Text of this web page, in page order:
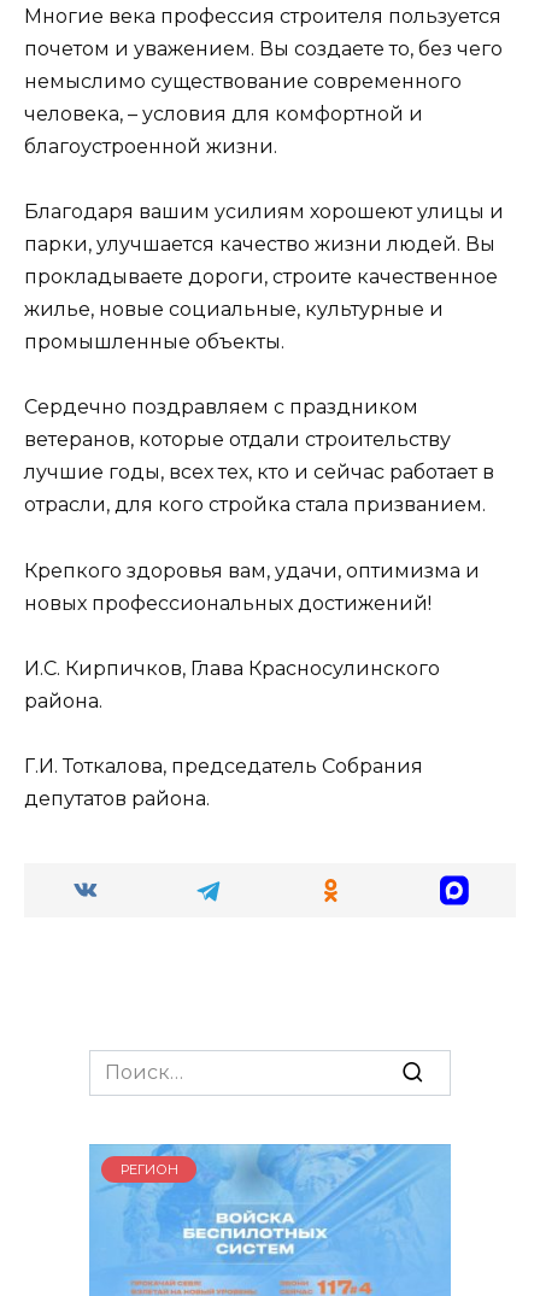
Многие века профессия строителя пользуется
почетом и уважением. Вы создаете то, без чего
немыслимо существование современного
человека, – условия для комфортной и
благоустроенной жизни.
Благодаря вашим усилиям хорошеют улицы и
парки, улучшается качество жизни людей. Вы
прокладываете дороги, строите качественное
жилье, новые социальные, культурные и
промышленные объекты.
Сердечно поздравляем с праздником
ветеранов, которые отдали строительству
лучшие годы, всех тех, кто и сейчас работает в
отрасли, для кого стройка стала призванием.
Крепкого здоровья вам, удачи, оптимизма и
новых профессиональных достижений!
И.С. Кирпичков, Глава Красносулинского
района.
Г.И. Тоткалова, председатель Собрания
депутатов района.
Search
for:
РЕГИОН